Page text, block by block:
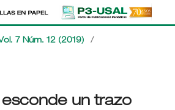
7 Núm. 12 (2019) /
un trazo